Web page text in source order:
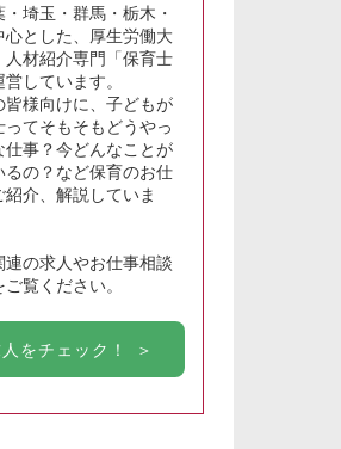
埼玉・群馬・栃木・
とした、厚生労働大
材紹介専門「保育士
しています。
様向けに、子どもが
てそもそもどうやっ
事？今どんなことが
の？など保育のお仕
介、解説していま
の求人やお仕事相談
覧ください。
をチェック！